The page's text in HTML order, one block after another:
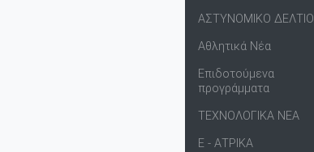
ΑΣΤΥΝΟΜΙΚΟ ΔΕΛΤΙΟ
Αθλητικά Νέα
Επιδοτούμενα
προγράμματα
ΤΕΧΝΟΛΟΓΙΚΑ ΝΕΑ
Ε - ΑΤΡΙΚΑ